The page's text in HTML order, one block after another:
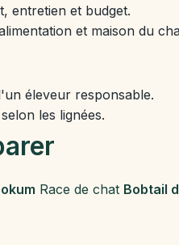
entretien et budget.
et maison du
éleveur responsable.
les lignées.
Race de chat Bobtail